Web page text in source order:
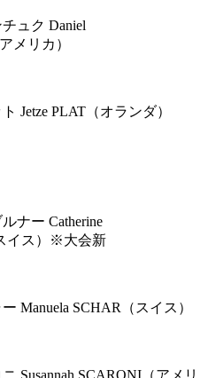
ュク Daniel
メリカ）
Jetze PLAT（オランダ）
ナー Catherine
イス）※大会新
Manuela SCHAR（スイス）
Susannah SCARONI（アメリ